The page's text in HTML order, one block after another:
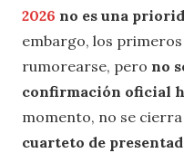
2026 no es una
embargo, los
rumorearse, pero no
confirmación oficial
momento, no se
cuarteto de